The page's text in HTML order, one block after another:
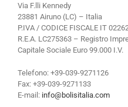
Via F.lli Kennedy
23881 Airuno (LC) – Italia
P.IVA / CODICE FISCALE IT
R.E.A. LC275363 – Registro
Capitale Sociale Euro 99.000 I.V.
Telefono: +39-039-9271126
Fax: +39-039-9271133
E-mail: info@bolisitalia.com